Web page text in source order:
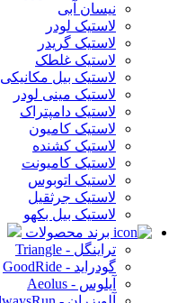
نیسان آبی
لاستیک لودر
لاستیک گریدر
لاستیک غلطک
لاستیک بیل مکانیکی
لاستیک مینی لودر
لاستیک دامپتراک
لاستیک کامیون
لاستیک کشنده
لاستیک کامیونت
لاستیک اتوبوس
لاستیک جرثقیل
لاستیک بیل بکهو
برند محصولات
تراینگل - Triangle
گودراید - GoodRide
آیلوس - Aeolus